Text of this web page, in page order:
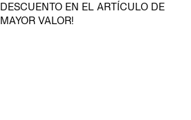
DESCUENTO EN EL ARTÍCULO DE
MAYOR VALOR!